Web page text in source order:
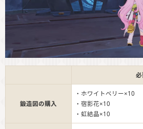
鍛造図の購入
・ホワイトベリー×10
・宿影花×10
・虹結晶×10